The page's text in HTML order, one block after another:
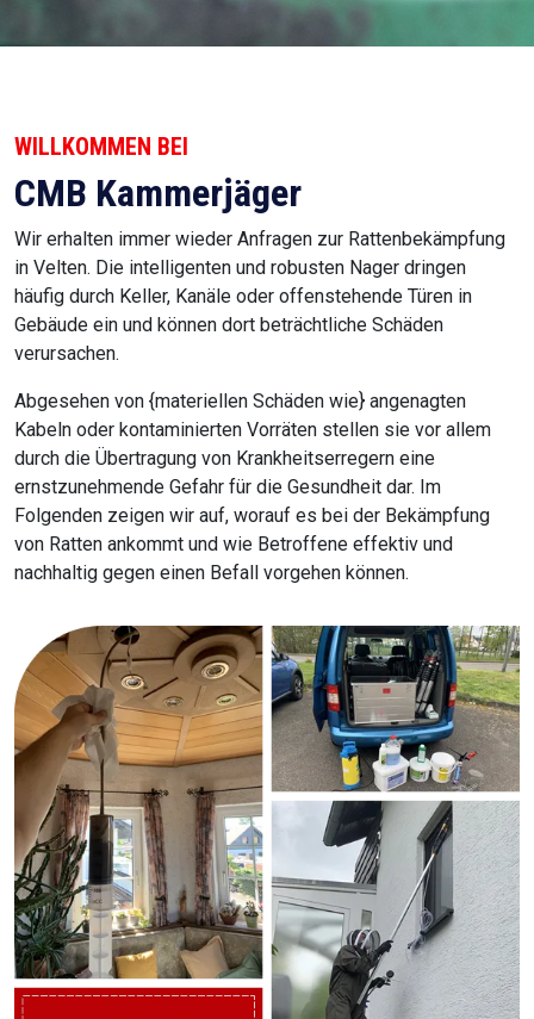
WILLKOMMEN BEI
CMB Kammerjäger
Wir erhalten immer wieder Anfragen zur Rattenbekämpfung
in Velten. Die intelligenten und robusten Nager dringen
häufig durch Keller, Kanäle oder offenstehende Türen in
Gebäude ein und können dort beträchtliche Schäden
verursachen.
Abgesehen von {materiellen Schäden wie} angenagten
Kabeln oder kontaminierten Vorräten stellen sie vor allem
durch die Übertragung von Krankheitserregern eine
ernstzunehmende Gefahr für die Gesundheit dar. Im
Folgenden zeigen wir auf, worauf es bei der Bekämpfung
von Ratten ankommt und wie Betroffene effektiv und
nachhaltig gegen einen Befall vorgehen können.